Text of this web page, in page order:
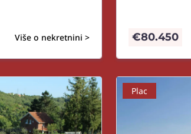
Više o nekretnini > €80.450
Plac